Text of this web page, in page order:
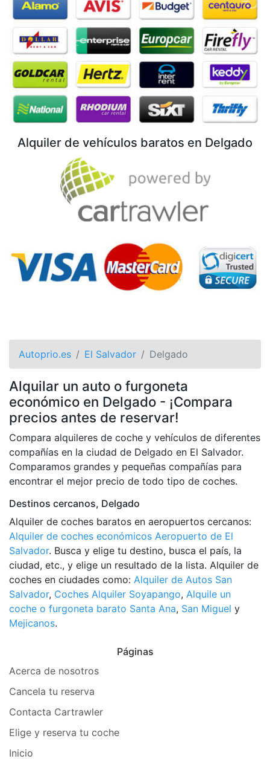
Alquiler de vehículos baratos en Delgado
Autoprio.es El Salvador Delgado
Alquilar un auto o furgoneta
económico en Delgado - ¡Compara
precios antes de reservar!
Compara alquileres de coche y vehículos de diferentes
compañías en la ciudad de Delgado en El Salvador.
Comparamos grandes y pequeñas compañías para
encontrar el mejor precio de todo tipo de coches.
Destinos cercanos, Delgado
Alquiler de coches baratos en aeropuertos cercanos:
Alquiler de coches económicos Aeropuerto de El
Salvador. Busca y elige tu destino, busca el país, la
ciudad, etc., y elige un resultado de la lista. Alquiler de
coches en ciudades como: Alquiler de Autos San
Salvador, Coches Alquiler Soyapango, Alquile un
coche o furgoneta barato Santa Ana, San Miguel y
Mejicanos.
Páginas
Acerca de nosotros
Cancela tu reserva
Contacta Cartrawler
Elige y reserva tu coche
Inicio